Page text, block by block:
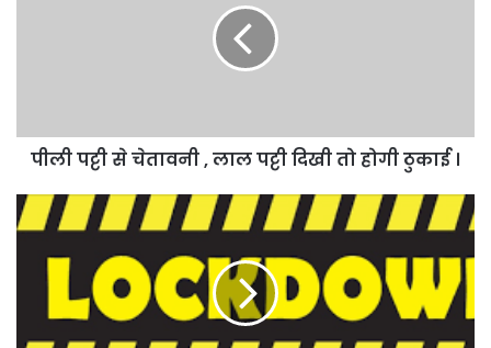
तो
होगी
।
पीली पट्टी से चेतावनी , लाल पट्टी दिखी तो होगी ठुकाई ।
छत्तीसगढ़
में